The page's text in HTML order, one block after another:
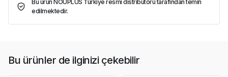
Bu ürün NOUPLUS Türkiye resmi distribütörü tarafından temin
edilmektedir.
Bu ürünler de ilginizi çekebilir